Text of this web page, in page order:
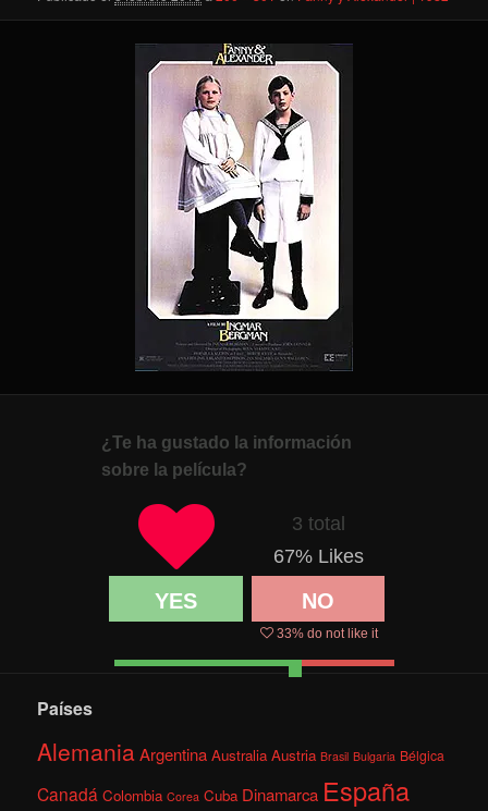
¿Te ha gustado la información
sobre la película?
3 total
67% Likes
YES NO
33% do not like it
Países
AlemaniaArgentina Australia Austria Brasil Bulgaria Bélgica
Canadá Colombia Corea Cuba Dinamarca España